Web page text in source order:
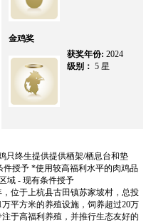
金鸡奖
获奖年份: 2024
级别： 5 星
只终生提供提供栖架/栖息台和垫
授予 *使用较高福利水平的肉鸡品
域 - 现有条件授予
位于上杭县古田镇苏家坡村，总投
平方米的养殖设施，饲养超过20万
于高福利养殖，并推行生态友好的